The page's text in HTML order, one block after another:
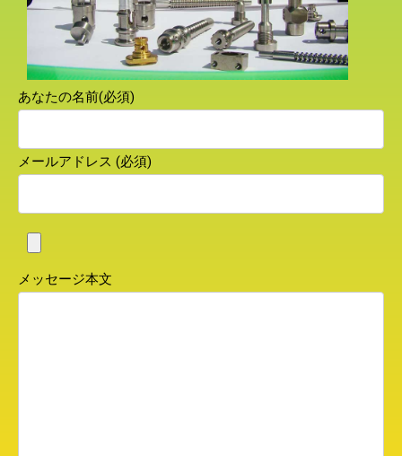
あなたの名前(必須)
メールアドレス (必須)
メッセージ本文